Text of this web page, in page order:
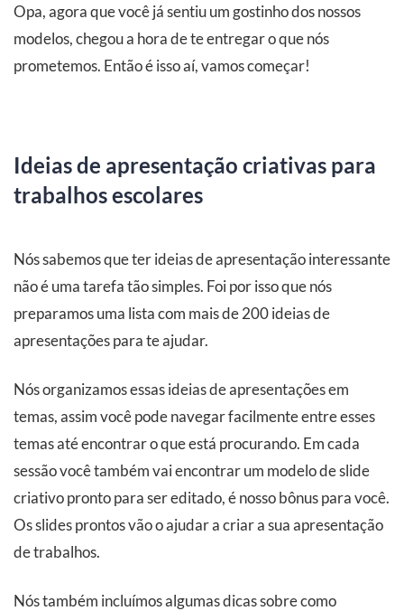
Opa, agora que você já sentiu um gostinho dos nossos
modelos, chegou a hora de te entregar o que nós
prometemos. Então é isso aí, vamos começar!
Ideias de apresentação criativas para
trabalhos escolares
Nós sabemos que ter ideias de apresentação interessante
não é uma tarefa tão simples. Foi por isso que nós
preparamos uma lista com mais de 200 ideias de
apresentações para te ajudar.
Nós organizamos essas ideias de apresentações em
temas, assim você pode navegar facilmente entre esses
temas até encontrar o que está procurando. Em cada
sessão você também vai encontrar um modelo de slide
criativo pronto para ser editado, é nosso bônus para você.
Os slides prontos vão o ajudar a criar a sua apresentação
de trabalhos.
Nós também incluímos algumas dicas sobre como